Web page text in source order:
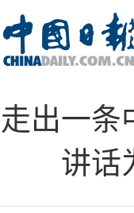
走出一
讲话